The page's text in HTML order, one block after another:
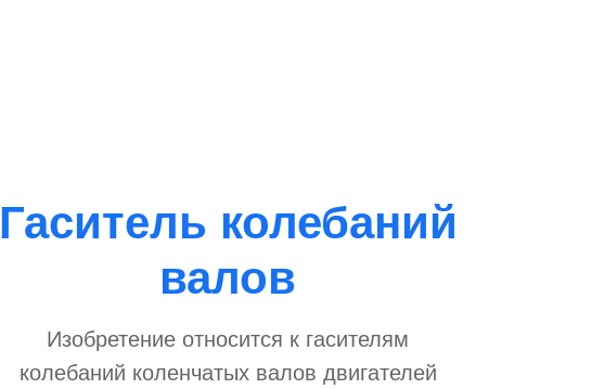
Гаситель колебаний
валов
Изобретение относится к гасителям
колебаний коленчатых валов двигателей